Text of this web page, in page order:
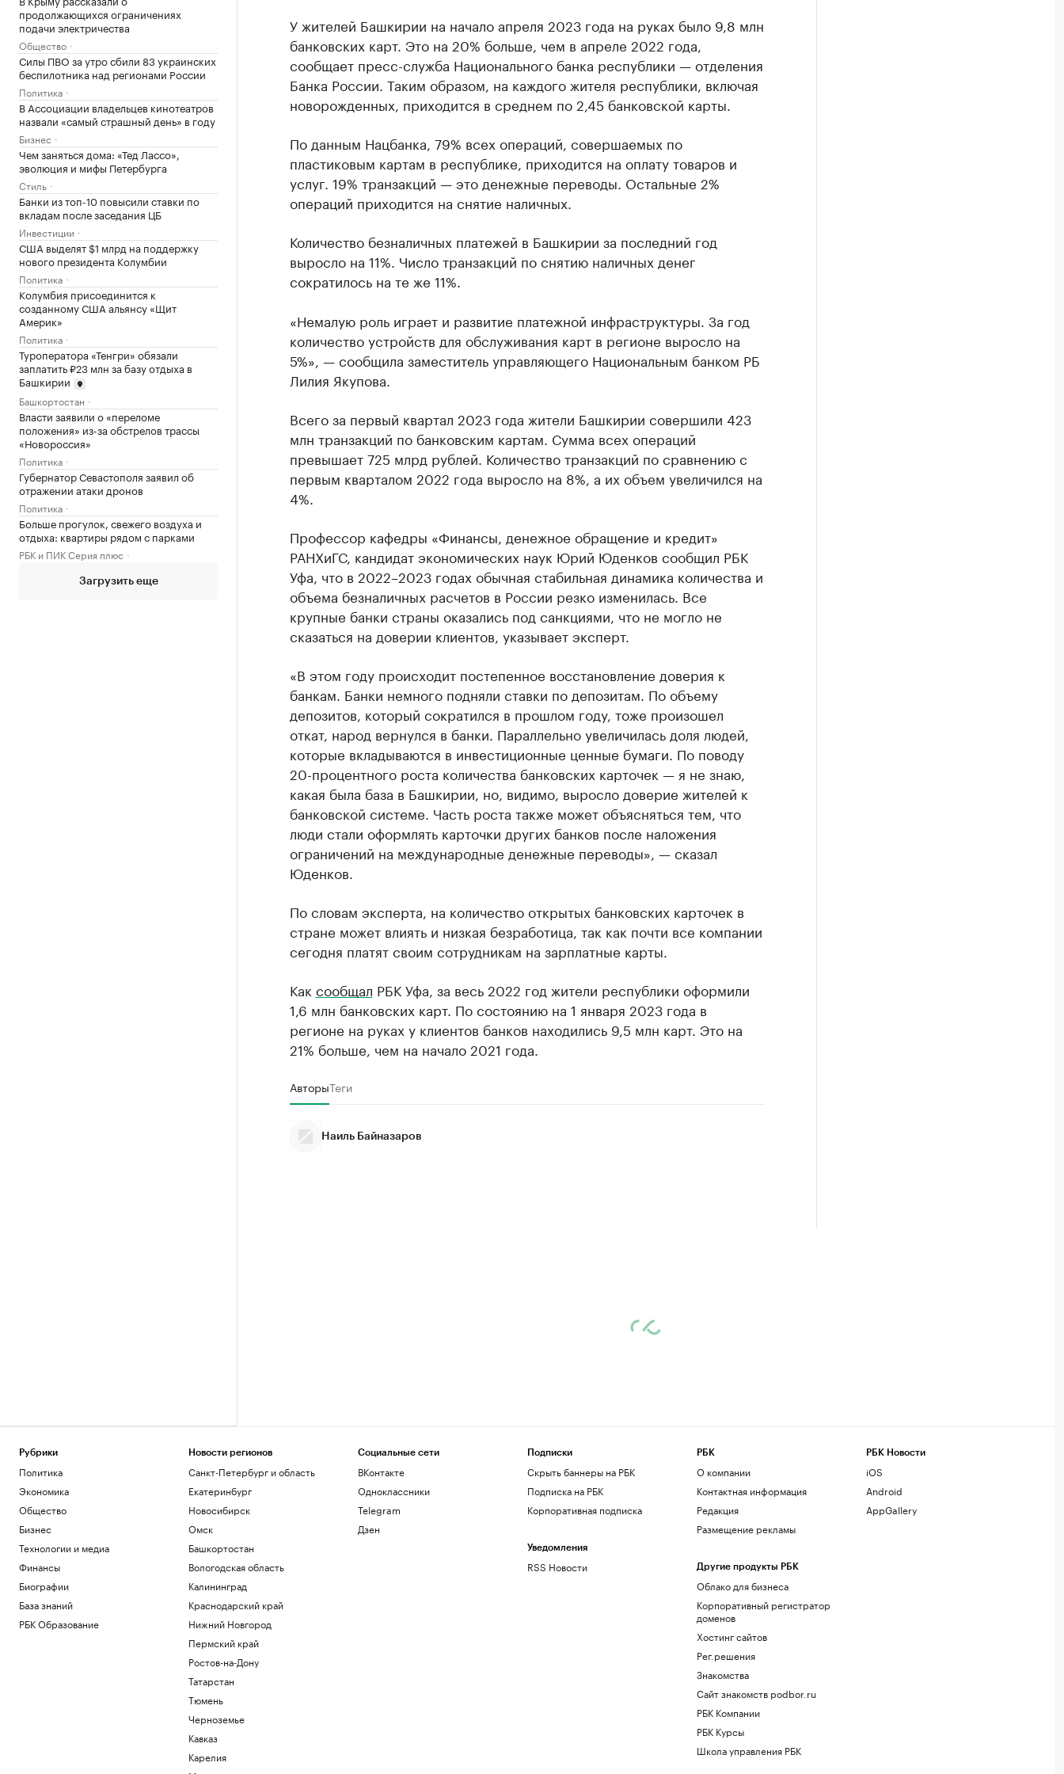
продолжающихся ограничениях
подачи электричества
Общество
Силы ПВО за утро сбили 83 украинских
беспилотника над регионами России
Политика
В Ассоциации владельцев кинотеатров
назвали «самый страшный день» в году
Бизнес
Чем заняться дома: «Тед Лассо»,
эволюция и мифы Петербурга
Стиль
Банки из топ-10 повысили ставки по
вкладам после заседания ЦБ
Инвестиции
США выделят $1 млрд на поддержку
нового президента Колумбии
Политика
Колумбия присоединится к
созданному США альянсу «Щит
Америк»
Политика
Туроператора «Тенгри» обязали
заплатить ₽23 млн за базу отдыха в
Башкирии
Башкортостан
Власти заявили о «переломе
положения» из-за обстрелов трассы
«Новороссия»
Политика
Губернатор Севастополя заявил об
отражении атаки дронов
Политика
Больше прогулок, свежего воздуха и
отдыха: квартиры рядом с парками
РБК и ПИК Серия плюс
Загрузить еще
У жителей Башкирии на начало апреля 2023 года на руках было 9,8 млн
банковских карт. Это на 20% больше, чем в апреле 2022 года,
сообщает пресс-служба Национального банка республики — отделения
Банка России. Таким образом, на каждого жителя республики, включая
новорожденных, приходится в среднем по 2,45 банковской карты.
По данным Нацбанка, 79% всех операций, совершаемых по
пластиковым картам в республике, приходится на оплату товаров и
услуг. 19% транзакций — это денежные переводы. Остальные 2%
операций приходится на снятие наличных.
Количество безналичных платежей в Башкирии за последний год
выросло на 11%. Число транзакций по снятию наличных денег
сократилось на те же 11%.
«Немалую роль играет и развитие платежной инфраструктуры. За год
количество устройств для обслуживания карт в регионе выросло на
5%», — сообщила заместитель управляющего Национальным банком РБ
Лилия Якупова.
Всего за первый квартал 2023 года жители Башкирии совершили 423
млн транзакций по банковским картам. Сумма всех операций
превышает 725 млрд рублей. Количество транзакций по сравнению с
первым кварталом 2022 года выросло на 8%, а их объем увеличился на
4%.
Профессор кафедры «Финансы, денежное обращение и кредит»
РАНХиГС, кандидат экономических наук Юрий Юденков сообщил РБК
Уфа, что в 2022–2023 годах обычная стабильная динамика количества и
объема безналичных расчетов в России резко изменилась. Все
крупные банки страны оказались под санкциями, что не могло не
сказаться на доверии клиентов, указывает эксперт.
«В этом году происходит постепенное восстановление доверия к
банкам. Банки немного подняли ставки по депозитам. По объему
депозитов, который сократился в прошлом году, тоже произошел
откат, народ вернулся в банки. Параллельно увеличилась доля людей,
которые вкладываются в инвестиционные ценные бумаги. По поводу
20-процентного роста количества банковских карточек — я не знаю,
какая была база в Башкирии, но, видимо, выросло доверие жителей к
банковской системе. Часть роста также может объясняться тем, что
люди стали оформлять карточки других банков после наложения
ограничений на международные денежные переводы», — сказал
Юденков.
По словам эксперта, на количество открытых банковских карточек в
стране может влиять и низкая безработица, так как почти все компании
сегодня платят своим сотрудникам на зарплатные карты.
Как сообщал РБК Уфа, за весь 2022 год жители республики оформили
1,6 млн банковских карт. По состоянию на 1 января 2023 года в
регионе на руках у клиентов банков находились 9,5 млн карт. Это на
21% больше, чем на начало 2021 года.
АвторыТеги
Наиль Байназаров
Рубрики
Политика
Экономика
Общество
Бизнес
Технологии и медиа
Финансы
Биографии
База знаний
РБК Образование
Новости регионов
Санкт-Петербург и область
Екатеринбург
Новосибирск
Омск
Башкортостан
Вологодская область
Калининград
Краснодарский край
Нижний Новгород
Пермский край
Ростов-на-Дону
Татарстан
Тюмень
Черноземье
Кавказ
Карелия
Социальные сети
ВКонтакте
Одноклассники
Telegram
Дзен
Подписки
Скрыть баннеры на РБК
Подписка на РБК
Корпоративная подписка
Уведомления
RSS Новости
РБК
О компании
Контактная информация
Редакция
Размещение рекламы
Другие продукты РБК
Облако для бизнеса
Корпоративный регистратор
доменов
Хостинг сайтов
Рег.решения
Знакомства
Сайт знакомств podbor.ru
РБК Компании
РБК Курсы
Школа управления РБК
РБК Новости
iOS
Android
AppGallery